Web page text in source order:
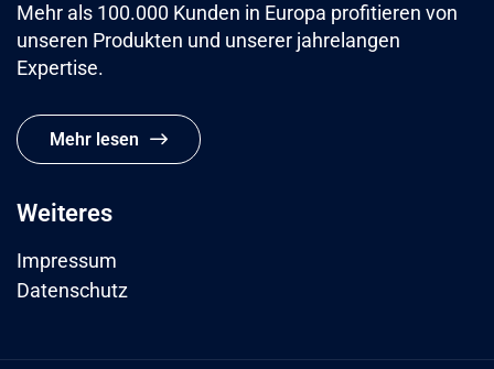
Mehr als 100.000 Kunden in Europa profitieren von
unseren Produkten und unserer jahrelangen
Expertise.
Mehr lesen
Weiteres
Impressum
Datenschutz